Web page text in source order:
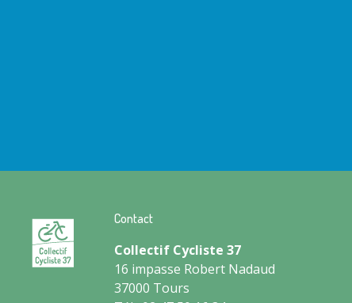
Contact
Collectif Cycliste 37
16 impasse Robert Nadaud
37000 Tours